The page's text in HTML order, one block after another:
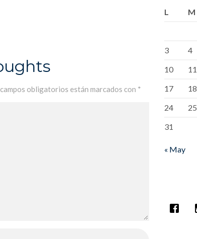
obligatorios están marcados con *
L
M
3
4
10
11
17
18
24
25
31
« May